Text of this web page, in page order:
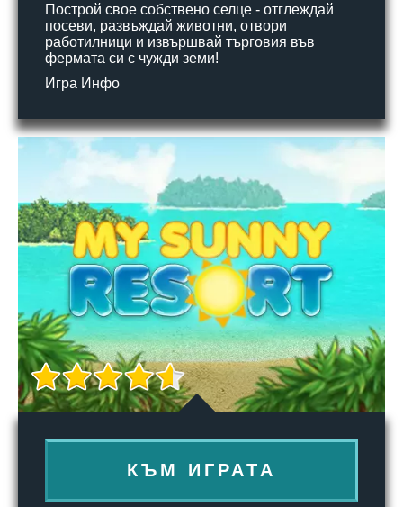
Построй свое собствено селце - отглеждай
посеви, развъждай животни, отвори
работилници и извършвай търговия във
фермата си с чужди земи!
Игра Инфо
КЪМ ИГРАТА